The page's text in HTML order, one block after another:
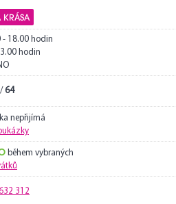
KRÁSA
- 18.00 hodin
hodin
64
nepřijímá
během vybraných
312